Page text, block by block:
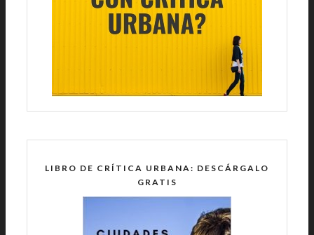
LIBRO DE CRÍTICA URBANA: DESCÁRGALO
GRATIS